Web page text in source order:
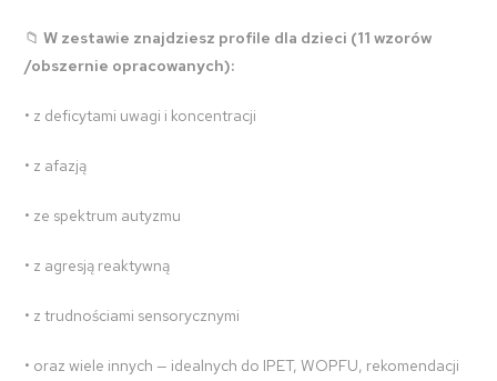
📁W zestawie znajdziesz profile dla dzieci (11 wzorów
/obszernie opracowanych):
• z deficytami uwagi i koncentracji
• z afazją
• ze spektrum autyzmu
• z agresją reaktywną
• z trudnościami sensorycznymi
• oraz wiele innych — idealnych do IPET, WOPFU, rekomendacji